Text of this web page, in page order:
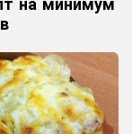
на минимум